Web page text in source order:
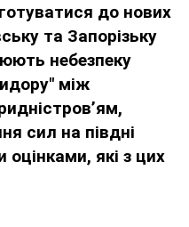
до нових
та Запорізьку
небезпеку
між
сил на півдні
які з цих